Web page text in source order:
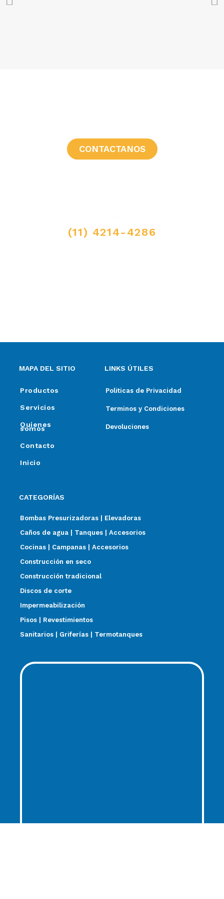
CONTACTANOS
(11) 4214-4286
MAPA DEL SITIO
Productos
Servicios
Quienes
somos
Contacto
Inicio
LINKS ÚTILES
Politicas de Privacidad
Terminos y Condiciones
Devoluciones
CATEGORÍAS
Bombas Presurizadoras | Elevadoras
Caños de agua | Tanques | Accesorios
Cocinas | Campanas | Accesorios
Construcción en seco
Construcción tradicional
Discos de corte
Impermeabilización
Pisos | Revestimientos
Sanitarios | Griferías | Termotanques